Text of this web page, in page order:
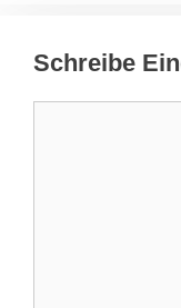
Schreibe